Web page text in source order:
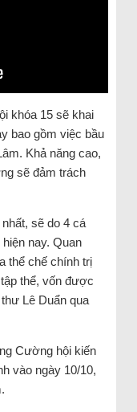
khóa 15 sẽ khai
bao gồm việc bầu
Khả năng cao,
sẽ đảm trách
sẽ do 4 cá
nay. Quan
thể chế chính trị
thể, vốn được
Lê Duẩn qua
Cường hội kiến
vào ngày 10/10,